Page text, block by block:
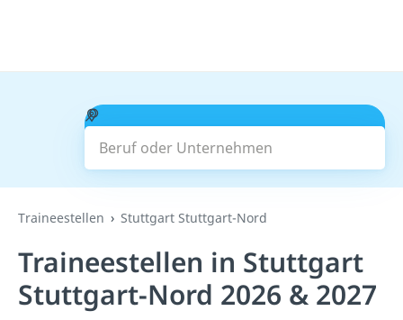
Beruf oder Unternehmen
Suchen
Traineestellen Stuttgart Stuttgart-Nord
Traineestellen in Stuttgart
Stuttgart-Nord 2026 & 2027